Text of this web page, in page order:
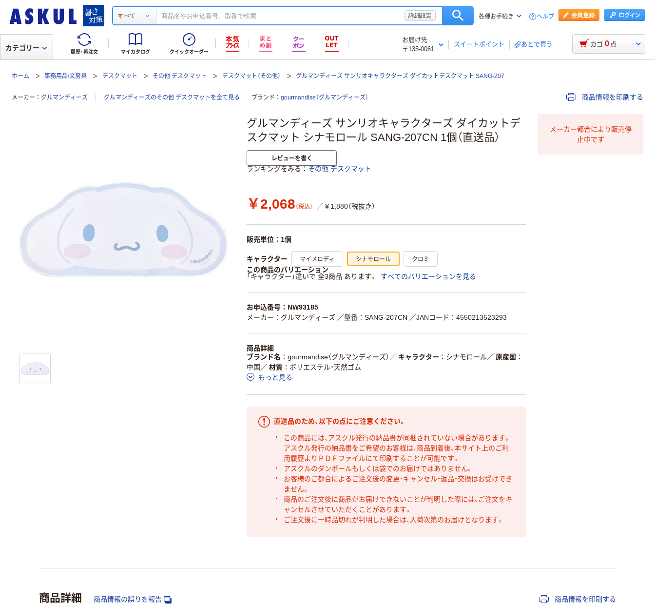
すべて 詳細設定 各種お手続き ヘルプ
履歴・再注文 マイカタログ クイックオーダー
お届け先
〒135-0061
スイートポイント あとで買う
カテゴリー カゴ 0 点
ホーム 事務用品/文房具 デスクマット その他 デスクマット デスクマット（その他） グルマンディーズ サンリオキャラクターズ ダイカットデスクマット SANG-207
メーカー グルマンディーズ グルマンディーズのその他 デスクマットを全て見る ブランド gourmandise（グルマンディーズ） 商品情報を印刷する
グルマンディーズ サンリオキャラクターズ ダイカットデ
スクマット シナモロール SANG-207CN 1個（直送品）
レビューを書く
ランキングをみる その他 デスクマット
￥2,068 （税込） ／￥1,880（税抜き）
販売単位：1個
キャラクター マイメロディ シナモロール クロミ
この商品のバリエーション
「キャラクター」違いで 全3商品 あります。
すべてのバリエーションを見る
お申込番号：NW93185
メーカー：グルマンディーズ ／型番：SANG-207CN ／JANコード：4550213523293
商品詳細
ブランド名
gourmandise（グルマンディーズ） ／ キャラクター シナモロール／ 原産国
中国 ／ 材質
ポリエステル・天然ゴム
もっと見る
直送品のため、以下の点にご注意ください。
この商品には、アスクル発行の納品書が同梱されていない場合があります。
アスクル発行の納品書をご希望のお客様は、商品到着後、本サイト上のご利
用履歴よりＰＤＦファイルにて印刷することが可能です。
アスクルのダンボールもしくは袋でのお届けではありません。
お客様のご都合によるご注文後の変更・キャンセル・返品・交換はお受けでき
ません。
商品のご注文後に商品がお届けできないことが判明した際には、ご注文をキ
ャンセルさせていただくことがあります。
ご注文後に一時品切れが判明した場合は、入荷次第のお届けとなります。
メーカー都合により販売停
止中です
商品詳細 商品情報の誤りを報告 商品情報を印刷する